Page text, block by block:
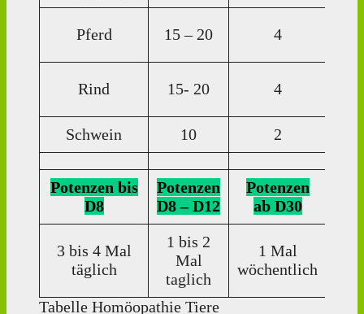
Pferd 15 – 20 4
Rind 15- 20 4
Schwein
10 2
Potenzen bis
D8
Potenzen
D8 – D12
Potenzen
ab D30
3 bis 4 Mal
täglich
1 bis 2
Mal
taglich
1 Mal
wöchentlich
Tabelle Homöopathie Tiere